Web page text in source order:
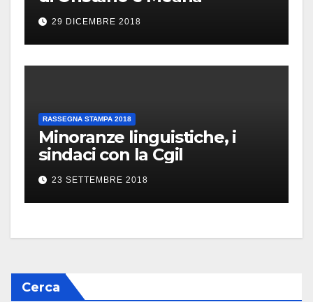
29 DICEMBRE 2018
RASSEGNA STAMPA 2018
Minoranze linguistiche, i
sindaci con la Cgil
23 SETTEMBRE 2018
Cerca